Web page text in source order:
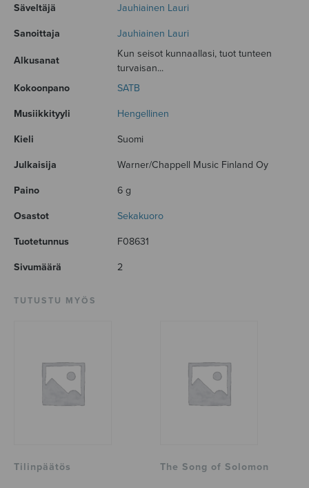
Säveltäjä Jauhiainen Lauri
Sanoittaja Jauhiainen Lauri
Alkusanat
Kun seisot kunnaallasi, tuot tunteen
turvaisan...
Kokoonpano
SATB
Musiikkityyli Hengellinen
Kieli Suomi
Julkaisija Warner/Chappell Music Finland Oy
Paino 6 g
Osastot Sekakuoro
Tuotetunnus F08631
Sivumäärä 2
TUTUSTU MYÖS
Tilinpäätös The Song of Solomon